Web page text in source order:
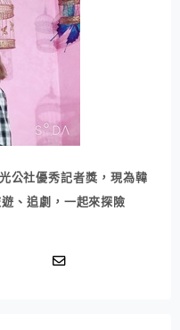
公社優秀記者獎，現為韓
、追劇，一起來探險